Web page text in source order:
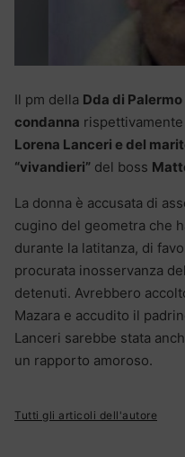
Il pm della Dda di Palermo
condanna rispettivamente
Lorena Lanceri e del
“vivandieri” del boss
La donna è accusata di
cugino del geometra che
durante la latitanza, di
procurata inosservanza
detenuti. Avrebbero
Mazara e accudito il
Lanceri sarebbe stata
un rapporto amoroso.
Tutti gli articoli dell'autore